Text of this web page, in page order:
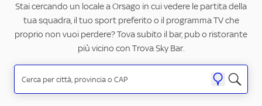
Stai cercando un locale a Orsago in cui vedere le partita della
tua squadra, il tuo sport preferito o il programma TV che
proprio non vuoi perdere? Tova subito il bar, pub o ristorante
più vicino con Trova Sky Bar.